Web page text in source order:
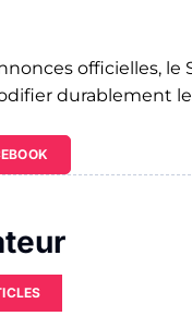
officielles,
durablement